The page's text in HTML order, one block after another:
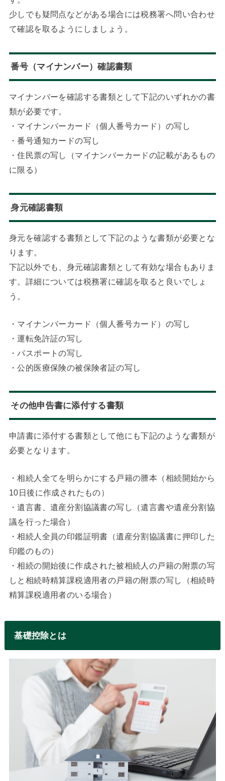
少しでも疑問点などがある場合には税務署へ問い合わせ
て確認を取るようにしましょう。
番号（マイナンバー）確認書類
マイナンバーを確認する書類として下記のいずれかの書
類が必要です。
・マイナンバーカード（個人番号カード）の写し
・番号通知カードの写し
・住民票の写し（マイナンバーカードの記載があるもの
に限る）
身元確認書類
身元を確認する書類として下記のような書類が必要とな
ります。
下記以外でも、身元確認書類として有効な場合もありま
す。詳細については税務署に確認を取ると良いでしょ
う。
・マイナンバーカード（個人番号カード）の写し
・運転免許証の写し
・パスポートの写し
・公的医療保険の被保険者証の写し
その他申告書に添付する書類
申請書に添付する書類として他にも下記のような書類が
必要となります。
・相続人全てを明らかにする戸籍の謄本（相続開始から
10日後に作成されたもの）
・遺言書、遺産分割協議書の写し（遺言書や遺産分割協
議を行った場合）
・相続人全員の印鑑証明書（遺産分割協議書に押印した
印鑑のもの）
・相続の開始後に作成された被相続人の戸籍の附票の写
しと相続時精算課税適用者の戸籍の附票の写し（相続時
精算課税適用者のいる場合）
基礎控除とは